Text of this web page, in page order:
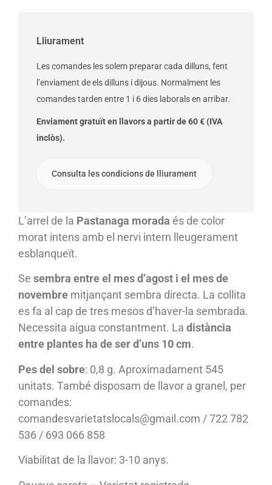
Lliurament
Les comandes les solem preparar cada dilluns, fent
l’enviament de els dilluns i dijous. Normalment les
comandes tarden entre 1 i 6 dies laborals en arribar.
Enviament gratuït en llavors a partir de 60 € (IVA
inclòs).
Consulta les condicions de lliurament
L’arrel de la Pastanaga morada és de color
morat intens amb el nervi intern lleugerament
esblanqueït.
Se sembra entre el mes d’agost i el mes de
novembre mitjançant sembra directa. La collita
es fa al cap de tres mesos d’haver-la sembrada.
Necessita aigua constantment. La distància
entre plantes ha de ser d’uns 10 cm.
Pes del sobre: 0,8 g. Aproximadament 545
unitats. També disposam de llavor a granel, per
comandes:
comandesvarietatslocals@gmail.com / 722 782
536 / 693 066 858
Viabilitat de la llavor: 3-10 anys.